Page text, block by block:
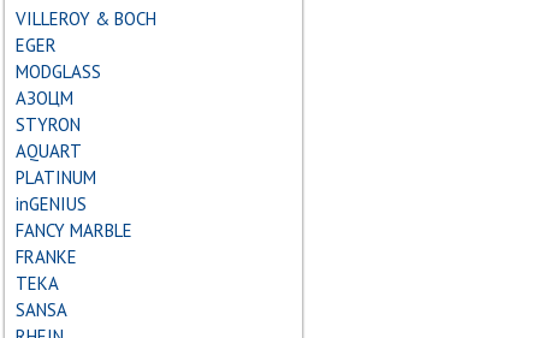
VILLEROY & BOCH
EGER
MODGLASS
АЗОЦМ
STYRON
AQUART
PLATINUM
inGENIUS
FANCY MARBLE
FRANKE
TEKA
SANSA